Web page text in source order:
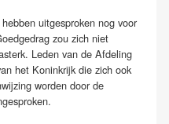
uitgesproken nog voor
zou zich niet
Leden van de Afdeling
het Koninkrijk die zich ook
worden door de